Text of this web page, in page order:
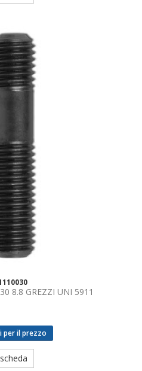
8.8 GREZZI UNI 5911
per il prezzo
scheda